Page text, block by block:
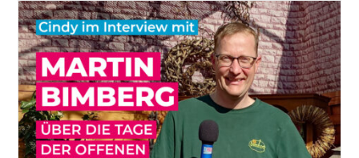
&
Schlagerparty
Am
Alten
Volksguts
In
Zug